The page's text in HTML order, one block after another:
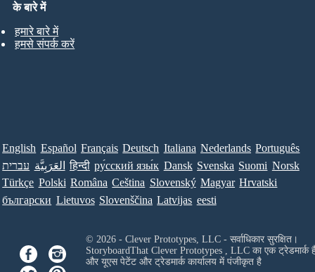
के बारे में
हमारे बारे में
हमसे संपर्क करें
English Español Français Deutsch Italiana Nederlands Português
עברית العَرَبِيَّة हिन्दी ру́сский язы́к Dansk Svenska Suomi Norsk
Türkçe Polski Româna Ceština Slovenský Magyar Hrvatski
български Lietuvos Slovenščina Latvijas eesti
© 2026 - Clever Prototypes, LLC - सर्वाधिकार सुरक्षित।
StoryboardThat Clever Prototypes , LLCका एक ट्रेडमार्क
और यूएस पेटेंट और ट्रेडमार्क कार्यालय में पंजीकृत है